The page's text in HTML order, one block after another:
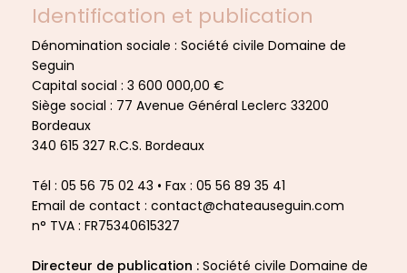
Identification et publication
Dénomination sociale : Société civile Domaine de
Seguin
Capital social : 3 600 000,00 €
Siège social : 77 Avenue Général Leclerc 33200
Bordeaux
340 615 327 R.C.S. Bordeaux
Tél : 05 56 75 02 43 • Fax : 05 56 89 35 41
Email de contact : contact@chateauseguin.com
n° TVA : FR75340615327
Directeur de publication : Société civile Domaine de